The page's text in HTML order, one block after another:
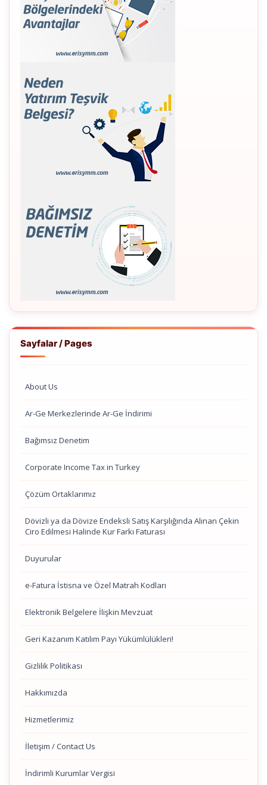
Sayfalar / Pages
About Us
Ar-Ge Merkezlerinde Ar-Ge İndirimi
Bağımsız Denetim
Corporate Income Tax in Turkey
Çözüm Ortaklarımız
Dövizli ya da Dövize Endeksli Satış Karşılığında Alınan Çekin
Ciro Edilmesi Halinde Kur Farkı Faturası
Duyurular
e-Fatura İstisna ve Özel Matrah Kodları
Elektronik Belgelere İlişkin Mevzuat
Geri Kazanım Katılım Payı Yükümlülükleri!
Gizlilik Politikası
Hakkımızda
Hizmetlerimiz
İletişim / Contact Us
İndirimli Kurumlar Vergisi